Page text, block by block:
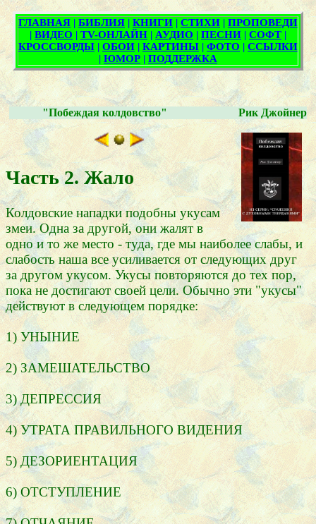
"Побеждая колдовство" Рик Джойнер
Часть 2. Жало
Колдовские нападки подобны укусам
змеи. Одна за другой, они жалят в
одно и то же место - туда, где мы наиболее слабы, и
слабость наша все усиливается от следующих друг
за другом укусом. Укусы повторяются до тех пор,
пока не достигают своей цели. Обычно эти "укусы"
действуют в следующем порядке:
1) УНЫНИЕ
2) ЗАМЕШАТЕЛЬСТВО
3) ДЕПРЕССИЯ
4) УТРАТА ПРАВИЛЬНОГО ВИДЕНИЯ
5) ДЕЗОРИЕНТАЦИЯ
6) ОТСТУПЛЕНИЕ